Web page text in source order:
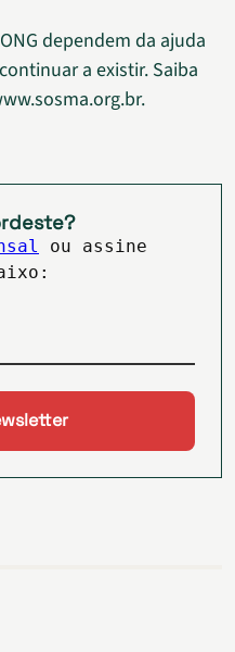
dependem da ajuda
a existir. Saiba
ou assine